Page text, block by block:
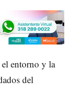
entorno y la
del